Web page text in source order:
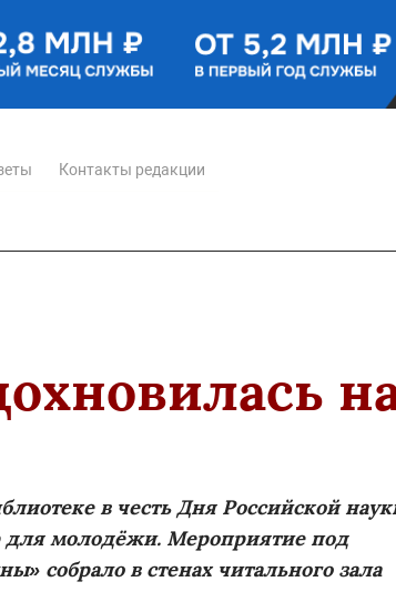
Контакты редакции
в честь Дня Российской
для молодёжи. Мероприятие под
собрало в стенах читального зала